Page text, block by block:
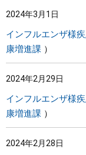
2024年3月1日
インフルエンザ様
康増進課
2024年2月29日
インフルエンザ様
康増進課
2024年2月28日